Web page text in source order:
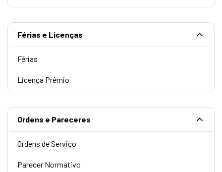
Férias e Licenças
Férias
Licença Prêmio
Ordens e Pareceres
Ordens de Serviço
Parecer Normativo